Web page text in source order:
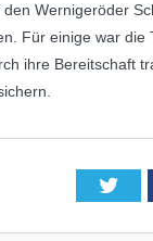
Wernigeröder
Für einige war
ihre Bereitschaft